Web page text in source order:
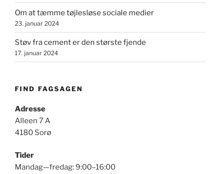
Om at tæmme tøjlesløse sociale medier
23. januar 2024
Støv fra cement er den største fjende
17. januar 2024
FIND FAGSAGEN
Adresse
Alleen 7 A
4180 Sorø
Tider
Mandag—fredag: 9:00–16:00